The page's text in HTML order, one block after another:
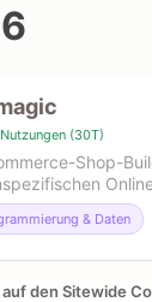
(30T)
Shop-
& Daten
auf den Sitewide